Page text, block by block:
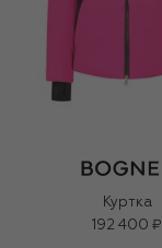
Куртка
192 400 ₽